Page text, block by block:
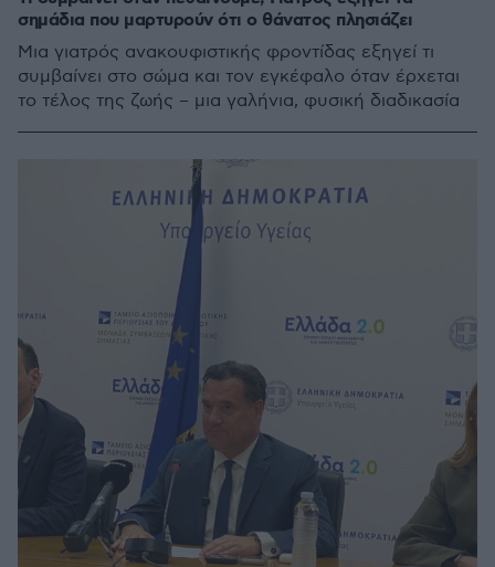
σημάδια που μαρτυρούν ότι ο θάνατος πλησιάζει
Μια γιατρός ανακουφιστικής φροντίδας εξηγεί τι
συμβαίνει στο σώμα και τον εγκέφαλο όταν έρχεται
το τέλος της ζωής – μια γαλήνια, φυσική διαδικασία